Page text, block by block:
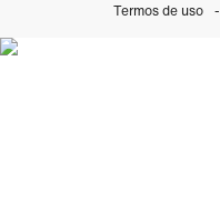
Termos de uso